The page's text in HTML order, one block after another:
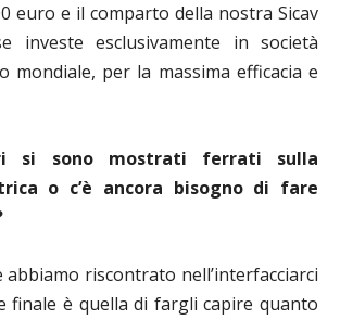
euro e il comparto della nostra Sicav
investe esclusivamente in società
mondiale, per la massima efficacia e
si sono mostrati ferrati sulla
o c’è ancora bisogno di fare
abbiamo riscontrato nell’interfacciarci
finale è quella di fargli capire quanto